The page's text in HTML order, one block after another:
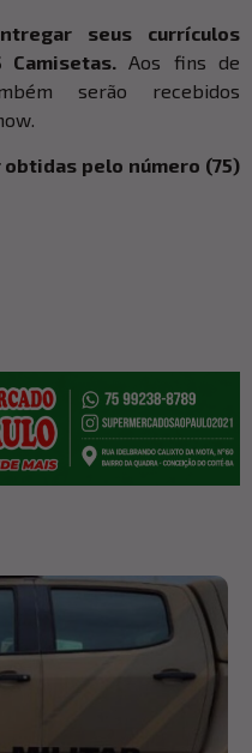
seus currículos
Aos fins de
serão recebidos
pelo número (75)